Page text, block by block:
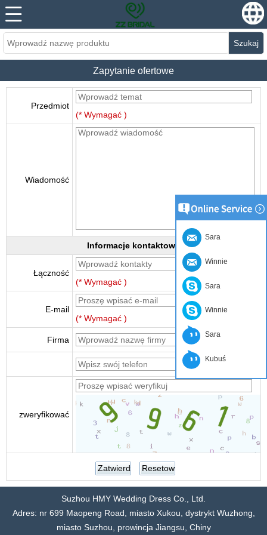
Szukaj
Zapytanie ofertowe
Przedmiot
(* Wymagać )
Wiadomość
Informacje kontaktowe
Łączność
(* Wymagać )
E-mail
(* Wymagać )
Firma
zweryfikować
Suzhou HMY Wedding Dress Co., Ltd.
Adres: nr 699 Maopeng Road, miasto Xukou, dystrykt Wuzhong,
miasto Suzhou, prowincja Jiangsu, Chiny
Sara
Winnie
Sara
Winnie
Sara
Kubuś